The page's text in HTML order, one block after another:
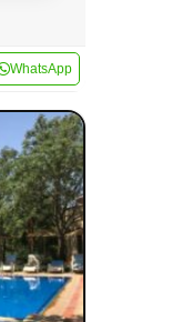
WhatsApp